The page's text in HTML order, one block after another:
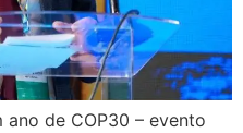
ano de COP30 – evento